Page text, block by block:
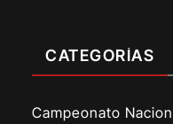
CATEGORÍAS
Campeonato